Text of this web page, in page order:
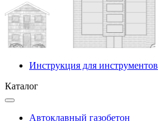
Инструкция для инструментов
Каталог
Автоклавный газобетон